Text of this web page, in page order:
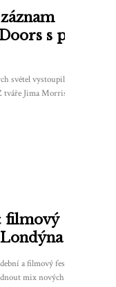
s písní
světel vystoupili The
Jima Morrisona se
filmový
a filmový festival.
mix nových